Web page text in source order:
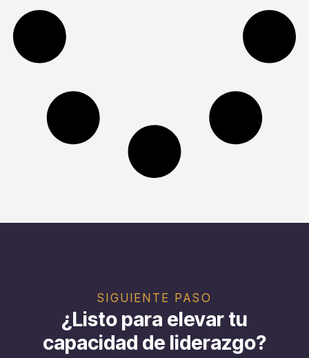
SIGUIENTE PASO
¿Listo para elevar tu
capacidad de liderazgo?